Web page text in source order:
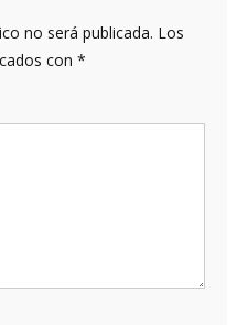
no será publicada. Los
con *